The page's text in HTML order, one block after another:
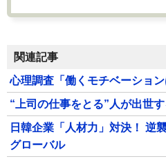
関連記事
心理調査「働くモチベーション
“上司の仕事をとる”人が出世
日韓企業「人材力」対決！ 逆
グローバル